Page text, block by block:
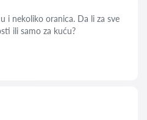
i nekoliko oranica. Da li za sve
ili samo za kuću?